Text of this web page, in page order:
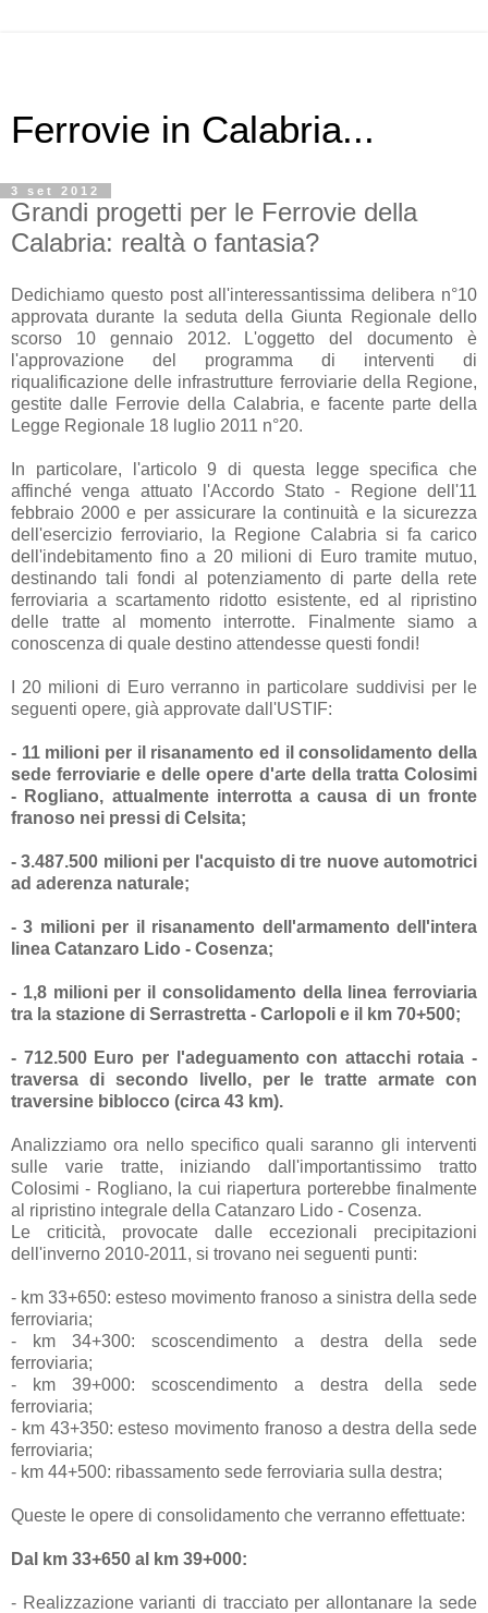
Ferrovie in Calabria...
3 set 2012
Grandi progetti per le Ferrovie della
Calabria: realtà o fantasia?
Dedichiamo questo post all'interessantissima delibera n°10
approvata durante la seduta della Giunta Regionale dello
scorso 10 gennaio 2012. L'oggetto del documento è
l'approvazione del programma di interventi di
riqualificazione delle infrastrutture ferroviarie della Regione,
gestite dalle Ferrovie della Calabria, e facente parte della
Legge Regionale 18 luglio 2011 n°20.
In particolare, l'articolo 9 di questa legge specifica che
affinché venga attuato l'Accordo Stato - Regione dell'11
febbraio 2000 e per assicurare la continuità e la sicurezza
dell'esercizio ferroviario, la Regione Calabria si fa carico
dell'indebitamento fino a 20 milioni di Euro tramite mutuo,
destinando tali fondi al potenziamento di parte della rete
ferroviaria a scartamento ridotto esistente, ed al ripristino
delle tratte al momento interrotte. Finalmente siamo a
conoscenza di quale destino attendesse questi fondi!
I 20 milioni di Euro verranno in particolare suddivisi per le
seguenti opere, già approvate dall'USTIF:
- 11 milioni per il risanamento ed il consolidamento della
sede ferroviarie e delle opere d'arte della tratta Colosimi
- Rogliano, attualmente interrotta a causa di un fronte
franoso nei pressi di Celsita;
- 3.487.500 milioni per l'acquisto di tre nuove automotrici
ad aderenza naturale;
- 3 milioni per il risanamento dell'armamento dell'intera
linea Catanzaro Lido - Cosenza;
- 1,8 milioni per il consolidamento della linea ferroviaria
tra la stazione di Serrastretta - Carlopoli e il km 70+500;
- 712.500 Euro per l'adeguamento con attacchi rotaia -
traversa di secondo livello, per le tratte armate con
traversine biblocco (circa 43 km).
Analizziamo ora nello specifico quali saranno gli interventi
sulle varie tratte, iniziando dall'importantissimo tratto
Colosimi - Rogliano, la cui riapertura porterebbe finalmente
al ripristino integrale della Catanzaro Lido - Cosenza.
Le criticità, provocate dalle eccezionali precipitazioni
dell'inverno 2010-2011, si trovano nei seguenti punti:
- km 33+650: esteso movimento franoso a sinistra della sede
ferroviaria;
- km 34+300: scoscendimento a destra della sede
ferroviaria;
- km 39+000: scoscendimento a destra della sede
ferroviaria;
- km 43+350: esteso movimento franoso a destra della sede
ferroviaria;
- km 44+500: ribassamento sede ferroviaria sulla destra;
Queste le opere di consolidamento che verranno effettuate:
Dal km 33+650 al km 39+000:
- Realizzazione varianti di tracciato per allontanare la sede